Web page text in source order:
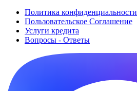
Политика конфиденциальности
Пользовательское Cоглашение
Услуги кредита
Вопросы - Ответы